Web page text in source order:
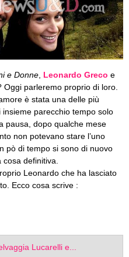
e Donne Leonardo Greco e
Oggi parleremo proprio di loro.
è stata una delle più
parecchio tempo solo
pausa, dopo qualche mese
non potevano stare l’uno
pò di tempo si sono di nuovo
definitiva.
Leonardo che ha lasciato
Ecco cosa scrive :
Lucarelli e...